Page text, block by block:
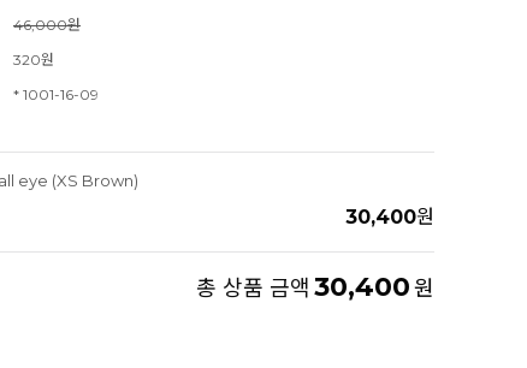
46,000원
320원
* 1001-16-09
eye (XS Brown)
30,400원
총 상품 금액 30,400원